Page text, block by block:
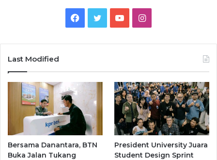
Facebook
TwitterYouTubeInstagram
Last Modified
Bersama Danantara, BTN
Buka Jalan Tukang
President University Juara
Student Design Sprint